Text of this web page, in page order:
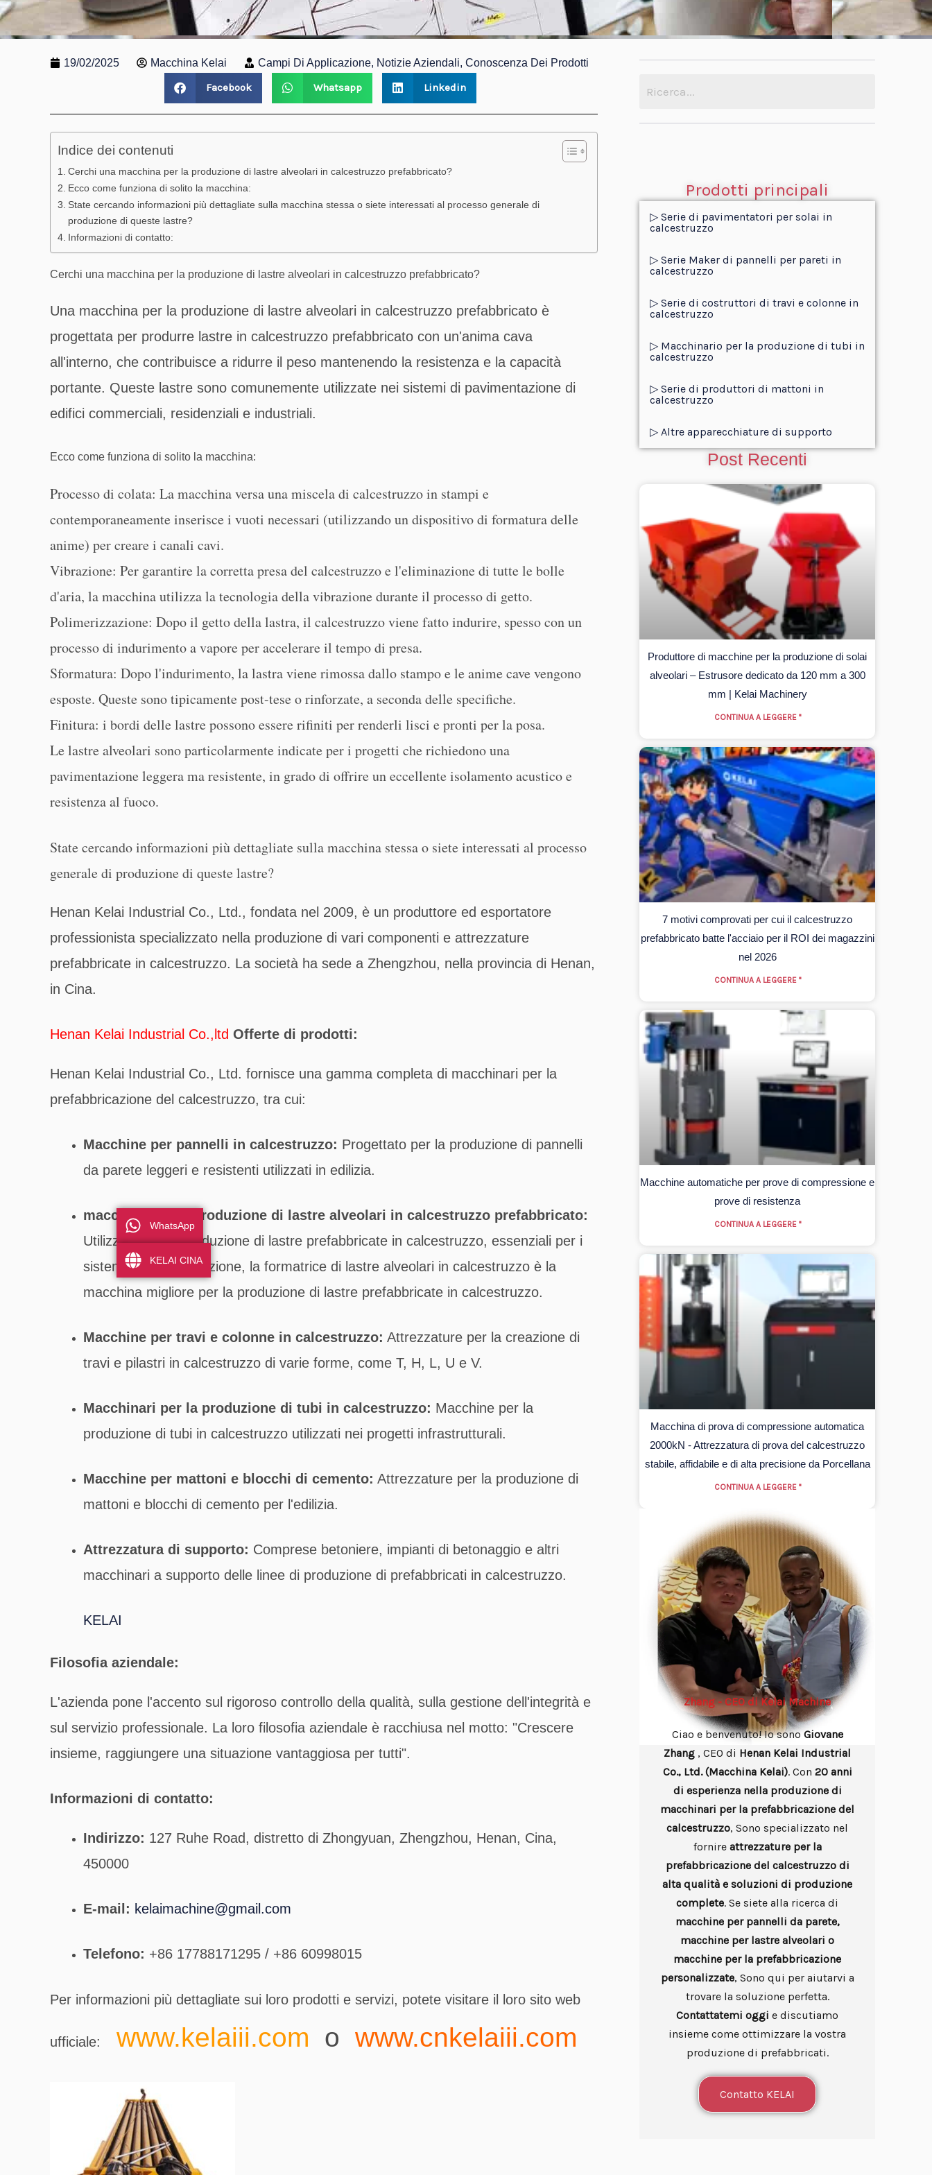
19/02/2025 Macchina Kelai Campi Di Applicazione, Notizie Aziendali, Conoscenza Dei Prodotti
Facebook Whatsapp Linkedin
Indice dei contenuti
Cerchi una macchina per la produzione di lastre alveolari in calcestruzzo prefabbricato?
Ecco come funziona di solito la macchina:
State cercando informazioni più dettagliate sulla macchina stessa o siete interessati al processo generale di
produzione di queste lastre?
Informazioni di contatto:
Cerchi una macchina per la produzione di lastre alveolari in calcestruzzo prefabbricato?
Una macchina per la produzione di lastre alveolari in calcestruzzo prefabbricato è
progettata per produrre lastre in calcestruzzo prefabbricato con un'anima cava
all'interno, che contribuisce a ridurre il peso mantenendo la resistenza e la capacità
portante. Queste lastre sono comunemente utilizzate nei sistemi di pavimentazione di
edifici commerciali, residenziali e industriali.
Ecco come funziona di solito la macchina:
Processo di colata: La macchina versa una miscela di calcestruzzo in stampi e
contemporaneamente inserisce i vuoti necessari (utilizzando un dispositivo di formatura delle
anime) per creare i canali cavi.
Vibrazione: Per garantire la corretta presa del calcestruzzo e l'eliminazione di tutte le bolle
d'aria, la macchina utilizza la tecnologia della vibrazione durante il processo di getto.
Polimerizzazione: Dopo il getto della lastra, il calcestruzzo viene fatto indurire, spesso con un
processo di indurimento a vapore per accelerare il tempo di presa.
Sformatura: Dopo l'indurimento, la lastra viene rimossa dallo stampo e le anime cave vengono
esposte. Queste sono tipicamente post-tese o rinforzate, a seconda delle specifiche.
Finitura: i bordi delle lastre possono essere rifiniti per renderli lisci e pronti per la posa.
Le lastre alveolari sono particolarmente indicate per i progetti che richiedono una
pavimentazione leggera ma resistente, in grado di offrire un eccellente isolamento acustico e
resistenza al fuoco.
State cercando informazioni più dettagliate sulla macchina stessa o siete interessati al processo
generale di produzione di queste lastre?
Henan Kelai Industrial Co., Ltd., fondata nel 2009, è un produttore ed esportatore
professionista specializzato nella produzione di vari componenti e attrezzature
prefabbricate in calcestruzzo. La società ha sede a Zhengzhou, nella provincia di Henan,
in Cina.
Henan Kelai Industrial Co.,ltd Offerte di prodotti:
Henan Kelai Industrial Co., Ltd. fornisce una gamma completa di macchinari per la
prefabbricazione del calcestruzzo, tra cui:
Macchine per pannelli in calcestruzzo: Progettato per la produzione di pannelli
da parete leggeri e resistenti utilizzati in edilizia.
macchina per la produzione di lastre alveolari in calcestruzzo prefabbricato:
Utilizzata per la produzione di lastre prefabbricate in calcestruzzo, essenziali per i
sistemi di pavimentazione, la formatrice di lastre alveolari in calcestruzzo è la
macchina migliore per la produzione di lastre prefabbricate in calcestruzzo.
Macchine per travi e colonne in calcestruzzo: Attrezzature per la creazione di
travi e pilastri in calcestruzzo di varie forme, come T, H, L, U e V.
Macchinari per la produzione di tubi in calcestruzzo: Macchine per la
produzione di tubi in calcestruzzo utilizzati nei progetti infrastrutturali.
Macchine per mattoni e blocchi di cemento: Attrezzature per la produzione di
mattoni e blocchi di cemento per l'edilizia.
Attrezzatura di supporto: Comprese betoniere, impianti di betonaggio e altri
macchinari a supporto delle linee di produzione di prefabbricati in calcestruzzo.
KELAI
Filosofia aziendale:
L'azienda pone l'accento sul rigoroso controllo della qualità, sulla gestione dell'integrità e
sul servizio professionale. La loro filosofia aziendale è racchiusa nel motto: "Crescere
insieme, raggiungere una situazione vantaggiosa per tutti".
Informazioni di contatto:
Indirizzo: 127 Ruhe Road, distretto di Zhongyuan, Zhengzhou, Henan, Cina,
450000
E-mail: kelaimachine@gmail.com
Telefono: +86 17788171295 / +86 60998015
Per informazioni più dettagliate sui loro prodotti e servizi, potete visitare il loro sito web
ufficiale: www.kelaiii.com o www.cnkelaiii.com
Prodotti principali
▷ Serie di pavimentatori per solai in
calcestruzzo
▷ Serie Maker di pannelli per pareti in
calcestruzzo
▷ Serie di costruttori di travi e colonne in
calcestruzzo
▷ Macchinario per la produzione di tubi in
calcestruzzo
▷ Serie di produttori di mattoni in
calcestruzzo
▷ Altre apparecchiature di supporto
Post Recenti
Produttore di macchine per la produzione di solai
alveolari – Estrusore dedicato da 120 mm a 300
mm | Kelai Machinery
CONTINUA A LEGGERE "
7 motivi comprovati per cui il calcestruzzo
prefabbricato batte l'acciaio per il ROI dei magazzini
nel 2026
CONTINUA A LEGGERE "
Macchine automatiche per prove di compressione e
prove di resistenza
CONTINUA A LEGGERE "
Macchina di prova di compressione automatica
2000kN - Attrezzatura di prova del calcestruzzo
stabile, affidabile e di alta precisione da Porcellana
CONTINUA A LEGGERE "
Zhang - CEO di Kelai Machine
Ciao e benvenuto! Io sono Giovane
Zhang , CEO di Henan Kelai Industrial
Co., Ltd. (Macchina Kelai). Con 20 anni
di esperienza nella produzione di
macchinari per la prefabbricazione del
calcestruzzo, Sono specializzato nel
fornire attrezzature per la
prefabbricazione del calcestruzzo di
alta qualità e soluzioni di produzione
complete. Se siete alla ricerca di
macchine per pannelli da parete,
macchine per lastre alveolari o
macchine per la prefabbricazione
personalizzate, Sono qui per aiutarvi a
trovare la soluzione perfetta.
Contattatemi oggi e discutiamo
insieme come ottimizzare la vostra
produzione di prefabbricati.
Contatto KELAI
WhatsApp
KELAI CINA